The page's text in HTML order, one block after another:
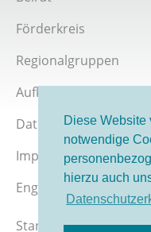
Diese Website
notwendige
hierzu auch
Förderkreis
Regionalgruppen
Aufklärer werden
Datenschutz
Impressum
English version
Stand 08/2026